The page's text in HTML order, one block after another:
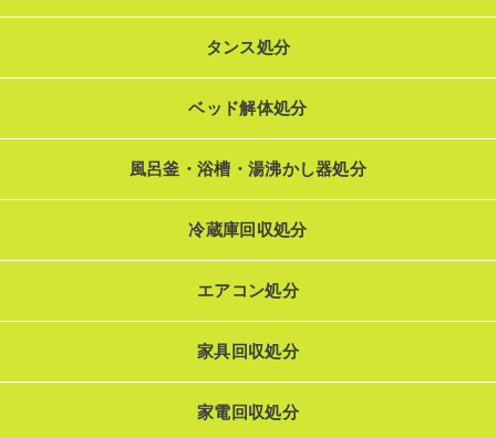
タンス処分
ベッド解体処分
風呂釜・浴槽・湯沸かし器処分
冷蔵庫回収処分
エアコン処分
家具回収処分
家電回収処分